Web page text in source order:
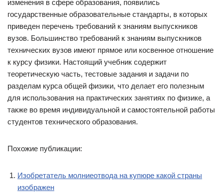
изменения в сфере образования, появились
государственные образовательные стандарты, в которых
приведен перечень требований к знаниям выпускников
вузов. Большинство требований к знаниям выпускников
технических вузов имеют прямое или косвенное отношение
к курсу физики. Настоящий учебник содержит
теоретическую часть, тестовые задания и задачи по
разделам курса общей физики, что делает его полезным
для использования на практических занятиях по физике, а
также во время индивидуальной и самостоятельной работы
студентов технического образования.
Похожие публикации:
Изобретатель молниеотвода на купюре какой страны
изображен